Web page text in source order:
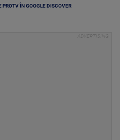
PROTV ÎN GOOGLE DISCOVER